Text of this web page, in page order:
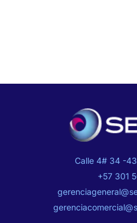
Calle 4# 34 -
+57 301